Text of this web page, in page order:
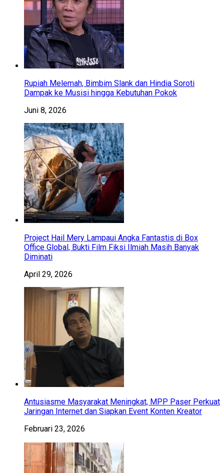
Rupiah Melemah, Bimbim Slank dan Hindia Soroti
Dampak ke Musisi hingga Kebutuhan Pokok
Juni 8, 2026
Project Hail Mery Lampaui Angka Fantastis di Box
Office Global, Bukti Film Fiksi Ilmiah Masih Banyak
Diminati
April 29, 2026
Antusiasme Masyarakat Meningkat, MPP Paser Perkuat
Jaringan Internet dan Siapkan Event Konten Kreator
Februari 23, 2026